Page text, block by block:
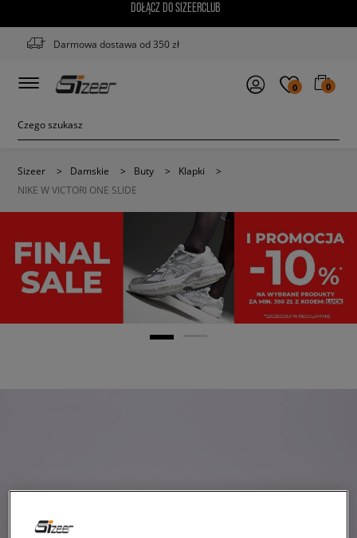
DOŁĄCZ DO SIZEERCLUB
Darmowa dostawa od 350 zł
0 0
Sizeer > Damskie > Buty > Klapki
>
NIKE W VICTORI ONE SLIDE